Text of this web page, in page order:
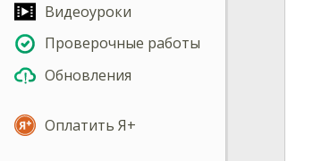
Видеоуроки
Проверочные работы
Обновления
Оплатить Я+